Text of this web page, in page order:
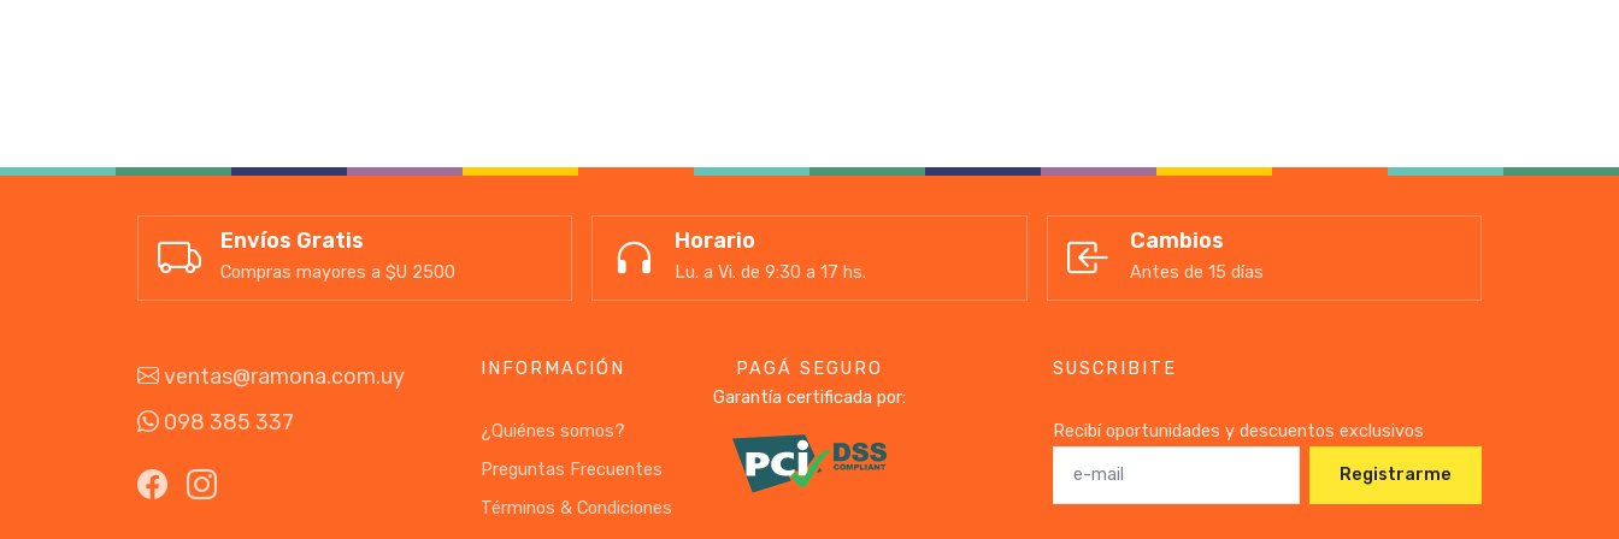
Envíos Gratis
Compras mayores a $U 2500
Horario
Lu. a Vi. de 9:30 a 17 hs.
Cambios
Antes de 15 días
ventas@ramona.com.uy
098 385 337
INFORMACIÓN
¿Quiénes somos?
Preguntas Frecuentes
Términos & Condiciones
PAGÁ SEGURO
Garantía certificada por:
SUSCRIBITE
Recibí oportunidades y descuentos exclusivos
Registrarme